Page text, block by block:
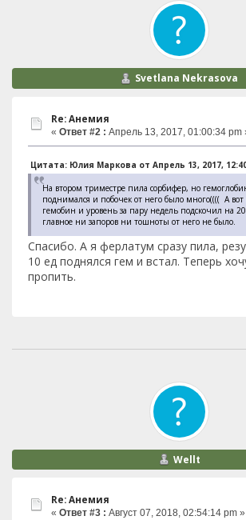
Svetlana Nekrasova
Re: Анемия
« Ответ #2 : Апрель 13, 2017, 01:00:34 pm
Цитата: Юлия Маркова от Апрель 13, 2017,
На втором триместре пила сорбифер, но
поднимался и побочек от него было много(((( А
гемобин и уровень за пару недель подскочил на
главное ни запоров ни тошноты от него не было.
Спасибо. А я ферлатум сразу пила,
10 ед поднялся гем и встал. Теперь
пропить.
Wellt
Re: Анемия
« Ответ #3 : Август 07, 2018, 02:54:14 pm »